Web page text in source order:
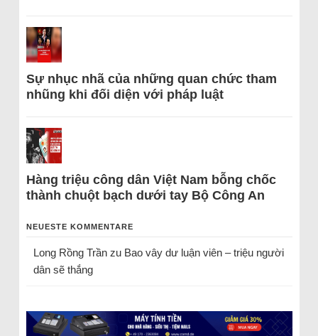
Sự nhục nhã của những quan chức tham
nhũng khi đối diện với pháp luật
Hàng triệu công dân Việt Nam bỗng chốc
thành chuột bạch dưới tay Bộ Công An
NEUESTE KOMMENTARE
Long Rồng Trầnzu Bao vây dư luận viên – triệu người
dân sẽ thắng